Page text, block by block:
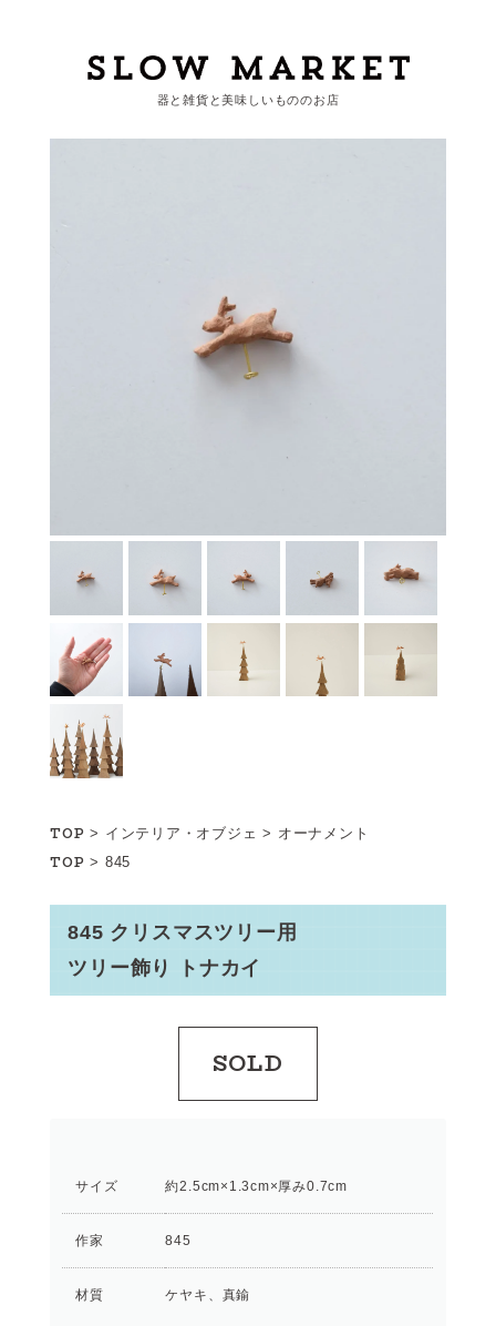
カートを見る
配送について
器と雑貨と美味しいもののお店
TOP > インテリア・オブジェ > オーナメント
TOP > 845
845 クリスマスツリー用
ツリー飾り トナカイ
SOLD
サイズ 約2.5cm×1.3cm×厚み0.7cm
作家 845
材質 ケヤキ、真鍮